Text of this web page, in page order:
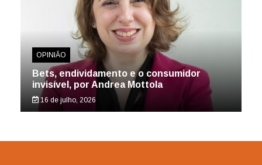
OPINIÃO
Bets, endividamento e o consumidor
invisível, por Andrea Mottola
16 de julho, 2026